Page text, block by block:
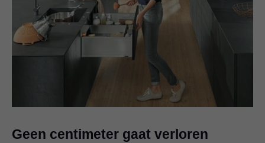
Geen centimeter gaat verloren